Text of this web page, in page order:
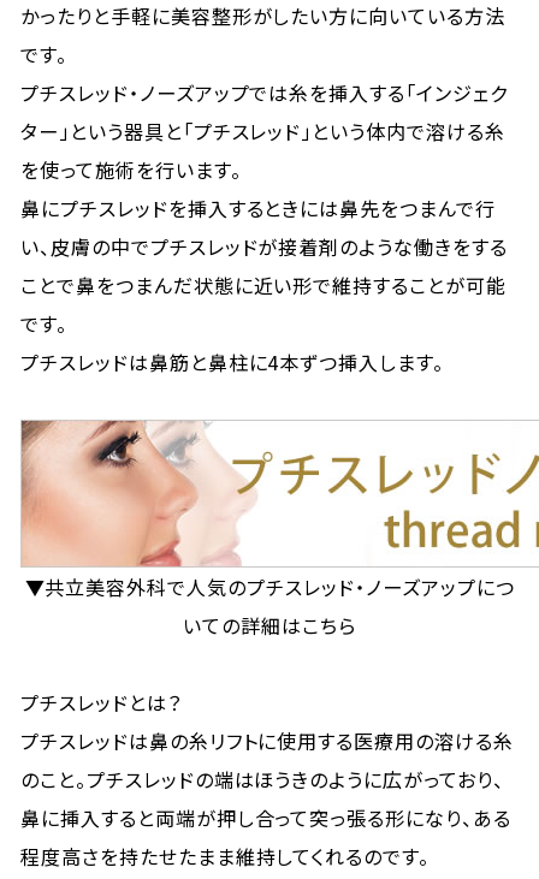
かったりと手軽に美容整形がしたい方に向いている方法
です。
プチスレッド・ノーズアップでは糸を挿入する「インジェク
ター」という器具と「プチスレッド」という体内で溶ける糸
を使って施術を行います。
鼻にプチスレッドを挿入するときには鼻先をつまんで行
い、皮膚の中でプチスレッドが接着剤のような働きをする
ことで鼻をつまんだ状態に近い形で維持することが可能
です。
プチスレッドは鼻筋と鼻柱に4本ずつ挿入します。
▼共立美容外科で人気のプチスレッド・ノーズアップにつ
いての詳細はこちら
プチスレッドとは？
プチスレッドは鼻の糸リフトに使用する医療用の溶ける糸
のこと。プチスレッドの端はほうきのように広がっており、
鼻に挿入すると両端が押し合って突っ張る形になり、ある
程度高さを持たせたまま維持してくれるのです。